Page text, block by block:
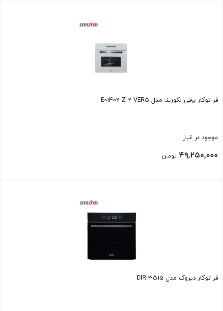
فر توکار برقی لکورینا مدل E01402-Z-2-VER5
موجود در انبار
۴۹,۲۵۰,۰۰۰ تومان
فر توکار ديروک مدل DIR-3515